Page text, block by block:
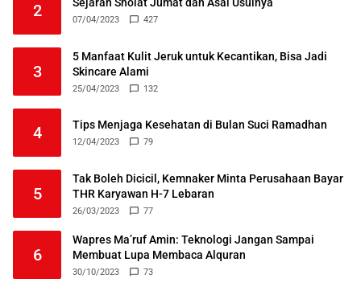
2 Sejarah Sholat Jumat dan Asal Usulnya
07/04/2023 427
3
5 Manfaat Kulit Jeruk untuk Kecantikan, Bisa Jadi
Skincare Alami
25/04/2023 132
4 Tips Menjaga Kesehatan di Bulan Suci Ramadhan
12/04/2023 79
5
Tak Boleh Dicicil, Kemnaker Minta Perusahaan Bayar
THR Karyawan H-7 Lebaran
26/03/2023 77
6
Wapres Ma’ruf Amin: Teknologi Jangan Sampai
Membuat Lupa Membaca Alquran
30/10/2023 73